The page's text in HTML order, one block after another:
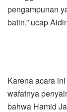
pengampunan
batin,” ucap
Karena acara
wafatnya
bahwa Hamid